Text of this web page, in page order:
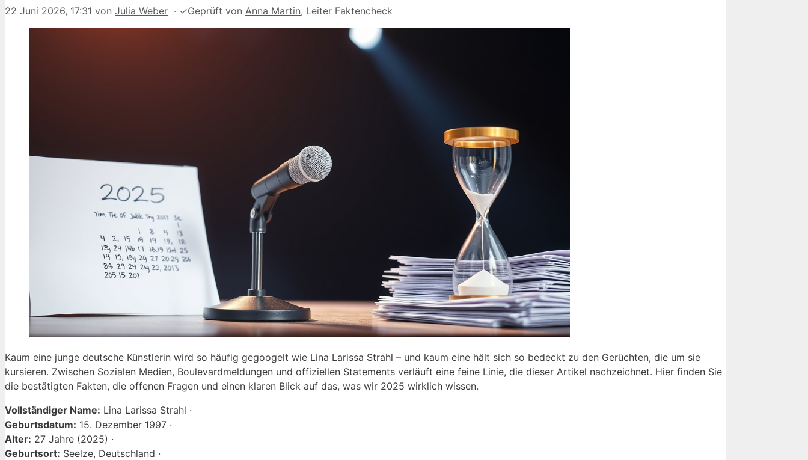
22 Juni 2026, 17:31 von Julia Weber · ✓Geprüft von Anna Martin, Leiter Faktencheck
Kaum eine junge deutsche Künstlerin wird so häufig gegoogelt wie Lina Larissa Strahl – und kaum eine hält sich so bedeckt zu den Gerüchten, die um sie
kursieren. Zwischen Sozialen Medien, Boulevardmeldungen und offiziellen Statements verläuft eine feine Linie, die dieser Artikel nachzeichnet. Hier finden Sie
die bestätigten Fakten, die offenen Fragen und einen klaren Blick auf das, was wir 2025 wirklich wissen.
Vollständiger Name: Lina Larissa Strahl ·
Geburtsdatum: 15. Dezember 1997 ·
Alter: 27 Jahre (2025) ·
Geburtsort: Seelze, Deutschland ·